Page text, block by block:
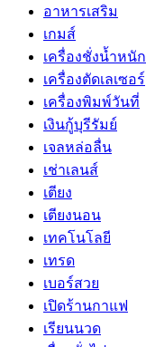
อาหารเสริม
เกมส์
เครื่องชั่งน้ำหนัก
เครื่องตัดเลเซอร์
เครื่องพิมพ์วันที่
เงินกู้บุรีรัมย์
เจลหล่อลื่น
เช่าเลนส์
เตียง
เตียงนอน
เทคโนโลยี
เทรด
เบอร์สวย
เปิดร้านกาแฟ
เรียนนวด